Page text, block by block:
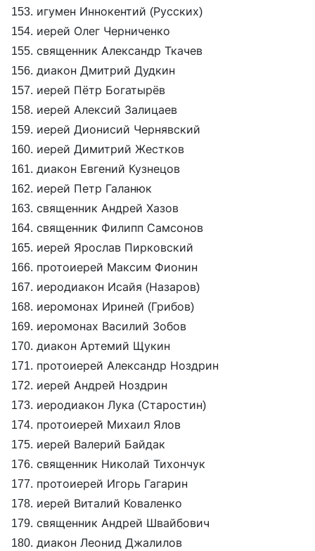
153. игумен Иннокентий (Русских)
154. иерей Олег Черниченко
155. священник Александр Ткачев
156. диакон Дмитрий Дудкин
157. иерей Пётр Богатырёв
158. иерей Алексий Залицаев
159. иерей Дионисий Чернявский
160. иерей Димитрий Жестков
161. диакон Евгений Кузнецов
162. иерей Петр Галанюк
163. священник Андрей Хазов
164. священник Филипп Самсонов
165. иерей Ярослав Пирковский
166. протоиерей Максим Фионин
167. иеродиакон Исайя (Назаров)
168. иеромонах Ириней (Грибов)
169. иеромонах Василий Зобов
170. диакон Артемий Щукин
171. протоиерей Александр Ноздрин
172. иерей Андрей Ноздрин
173. иеродиакон Лука (Старостин)
174. протоиерей Михаил Ялов
175. иерей Валерий Байдак
176. священник Николай Тихончук
177. протоиерей Игорь Гагарин
178. иерей Виталий Коваленко
179. священник Андрей Швайбович
180. диакон Леонид Джалилов